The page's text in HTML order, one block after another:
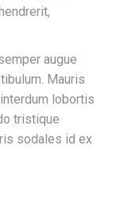
augue
Mauris
lobortis
tristique
sodales id ex